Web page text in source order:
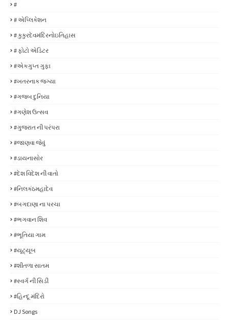
#
# એપ્લિકેશન
# કુકુરદેવમંદિરનોઇતિહાસ
# ફોટો એડિટર
#એકગુપ્ત ગુફા
#ખતરનાક જગ્યા
#ગજબ દુનિયા
#ગણેશ ઉત્સવ
#ગુજરાત ની પરંપરા
#જાણવા જેવું
#ડાયનાસોર
#દેશ વિદેશ ની વાતો
#નિલકંઠમહાદેવ
#બગદાણા ના પરચા
#ભગવાન શિવ
#ભૂતિયા ગામ
#યૂટ્યૂબ
#શીતળા સાતમ
#સ્વર્ગ ની સિડી
#હિન્દૂ મંદિરો
DJ Songs